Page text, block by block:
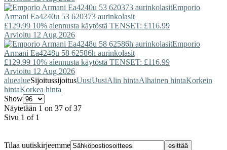
Emporio
Armani Ea4240u 53 620373 aurinkolasit
£129.99 10% alennusta käytöstä TENSET: £116.99
Arvioitu 12 Aug 2026
Emporio
Armani Ea4248u 58 62586h aurinkolasit
£129.99 10% alennusta käytöstä TENSET: £116.99
Arvioitu 12 Aug 2026
aluealueSijoitussijoitusUusiUusiAlin hintaAlhainen hintaKorkein
hintaKorkea hinta
Show
Näytetään 1 on 37 of 37
Sivu 1 of 1
Tilaa uutiskirjeemme